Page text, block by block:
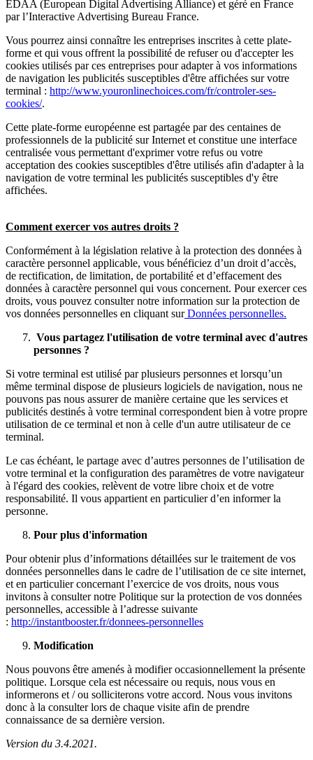
EDAA (European Digital Advertising Alliance) et géré en France
par l’Interactive Advertising Bureau France.
Vous pourrez ainsi connaître les entreprises inscrites à cette plate-
forme et qui vous offrent la possibilité de refuser ou d'accepter les
cookies utilisés par ces entreprises pour adapter à vos informations
de navigation les publicités susceptibles d'être affichées sur votre
terminal : http://www.youronlinechoices.com/fr/controler-ses-
cookies/.
Cette plate-forme européenne est partagée par des centaines de
professionnels de la publicité sur Internet et constitue une interface
centralisée vous permettant d'exprimer votre refus ou votre
acceptation des cookies susceptibles d'être utilisés afin d'adapter à la
navigation de votre terminal les publicités susceptibles d'y être
affichées.
Comment exercer vos autres droits ?
Conformément à la législation relative à la protection des données à
caractère personnel applicable, vous bénéficiez d’un droit d’accès,
de rectification, de limitation, de portabilité et d’effacement des
données à caractère personnel qui vous concernent. Pour exercer ces
droits, vous pouvez consulter notre information sur la protection de
vos données personnelles en cliquant surDonnées personnelles.
Vous partagez l'utilisation de votre terminal avec d'autres
personnes ?
Si votre terminal est utilisé par plusieurs personnes et lorsqu’un
même terminal dispose de plusieurs logiciels de navigation, nous ne
pouvons pas nous assurer de manière certaine que les services et
publicités destinés à votre terminal correspondent bien à votre propre
utilisation de ce terminal et non à celle d'un autre utilisateur de ce
terminal.
Le cas échéant, le partage avec d’autres personnes de l’utilisation de
votre terminal et la configuration des paramètres de votre navigateur
à l'égard des cookies, relèvent de votre libre choix et de votre
responsabilité. Il vous appartient en particulier d’en informer la
personne.
Pour plus d'information
Pour obtenir plus d’informations détaillées sur le traitement de vos
données personnelles dans le cadre de l’utilisation de ce site internet,
et en particulier concernant l’exercice de vos droits, nous vous
invitons à consulter notre Politique sur la protection de vos données
personnelles, accessible à l’adresse suivante
: http://instantbooster.fr/donnees-personnelles
Modification
Nous pouvons être amenés à modifier occasionnellement la présente
politique. Lorsque cela est nécessaire ou requis, nous vous en
informerons et / ou solliciterons votre accord. Nous vous invitons
donc à la consulter lors de chaque visite afin de prendre
connaissance de sa dernière version.
Version du 3.4.2021.